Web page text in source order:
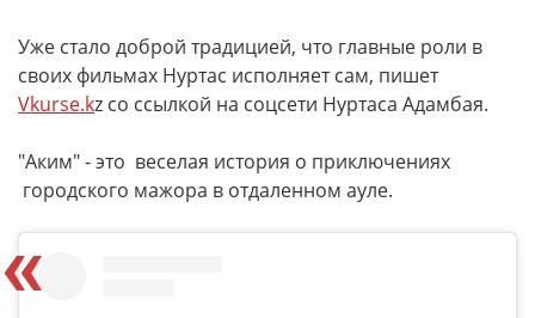
Уже стало доброй традицией, что главные роли в
своих фильмах Нуртас исполняет сам, пишет
Vkurse.kz со ссылкой на соцсети Нуртаса Адамбая.
"Аким" - это веселая история о приключениях
городского мажора в отдаленном ауле.